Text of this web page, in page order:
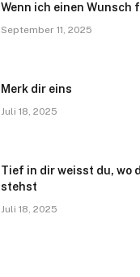
Wenn ich einen Wunsch
September 11, 2025
Merk dir eins
Juli 18, 2025
Tief in dir weisst du, wo
stehst
Juli 18, 2025